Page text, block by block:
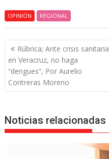
OPINIÓN REGIONAL
Navegación
de
entradas
Rúbrica; Ante crisis sanitaria
en Veracruz, no haga
“dengues”, Por Aurelio
Contreras Moreno
Noticias relacionadas